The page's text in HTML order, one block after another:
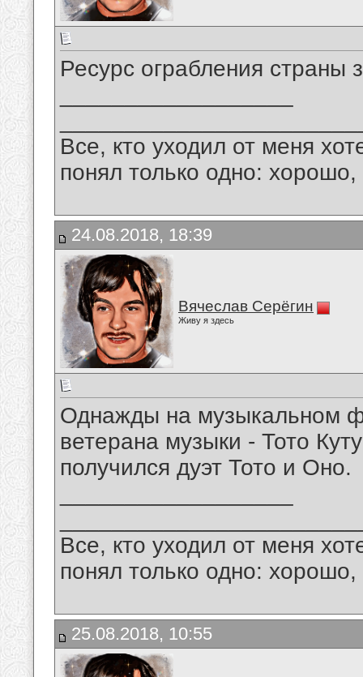
Ресурс ограбления страны
Все, кто уходил от меня
понял только одно:
24.08.2018, 18:39
Вячеслав Серёгин
Живу я здесь
Однажды на музыкальном
ветерана музыки - Тото
получился дуэт Тото и Оно.
Все, кто уходил от меня
понял только одно:
25.08.2018, 10:55